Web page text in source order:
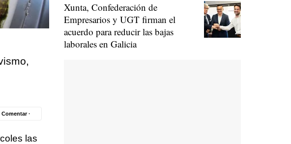
Comentar ·
las
Xunta, Confederación de
Empresarios y UGT firman el
acuerdo para reducir las bajas
laborales en Galicia